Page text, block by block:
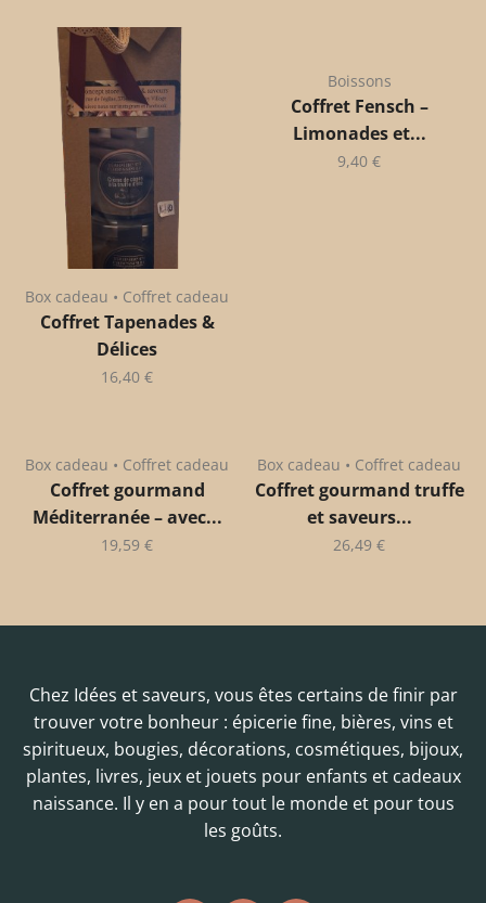
Box cadeau • Coffret cadeau
Coffret Tapenades &
Délices
16,40 €
Boissons
Coffret Fensch –
Limonades et...
9,40 €
Box cadeau • Coffret cadeau
Coffret gourmand
Méditerranée – avec...
19,59 €
Box cadeau • Coffret cadeau
Coffret gourmand truffe
et saveurs...
26,49 €
Chez Idées et saveurs, vous êtes certains de finir par
trouver votre bonheur : épicerie fine, bières, vins et
spiritueux, bougies, décorations, cosmétiques, bijoux,
plantes, livres, jeux et jouets pour enfants et cadeaux
naissance. Il y en a pour tout le monde et pour tous
les goûts.